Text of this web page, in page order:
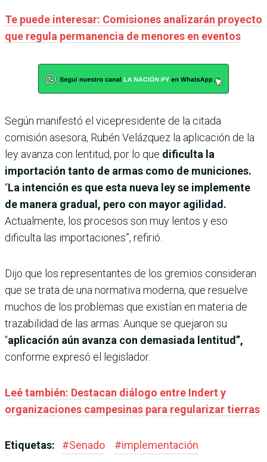
Te puede interesar: Comisiones analizarán proyecto
que regula permanencia de menores en eventos
Según manifestó el vicepresidente de la citada
comisión asesora, Rubén Velázquez la aplicación de la
ley avanza con lentitud, por lo que dificulta la
importación tanto de armas como de municiones.
“La intención es que esta nueva ley se implemente
de manera gradual, pero con mayor agilidad.
Actualmente, los procesos son muy lentos y eso
dificulta las importaciones”, refirió.
Dijo que los representantes de los gremios consideran
que se trata de una normativa moderna, que resuelve
muchos de los problemas que existían en materia de
trazabilidad de las armas. Aunque se quejaron su
“aplicación aún avanza con demasiada lentitud”,
conforme expresó el legislador.
Leé también: Destacan diálogo entre Indert y
organizaciones campesinas para regularizar tierras
Etiquetas: #Senado #implementación